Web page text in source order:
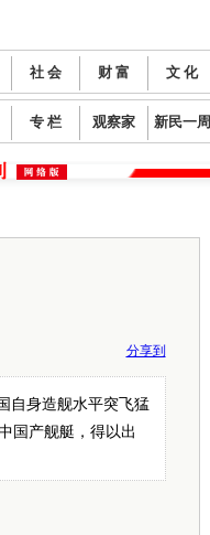
社 会 财 富 文 化
专 栏 观察家 新民一周
分享到
自身造舰水平突飞猛
国产舰艇，得以出